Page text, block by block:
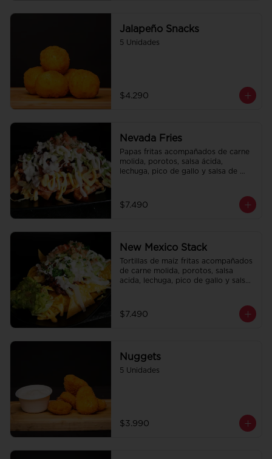
Jalapeño Snacks
5 Unidades
$4.290
Nevada Fries
Papas fritas acompañados de carne
molida, porotos, salsa ácida,
lechuga, pico de gallo y salsa de
$7.490
New Mexico Stack
Tortillas de maíz fritas acompañados
de carne molida, porotos, salsa
acida, lechuga, pico de gallo y salsa
$7.490
Nuggets
5 Unidades
$3.990